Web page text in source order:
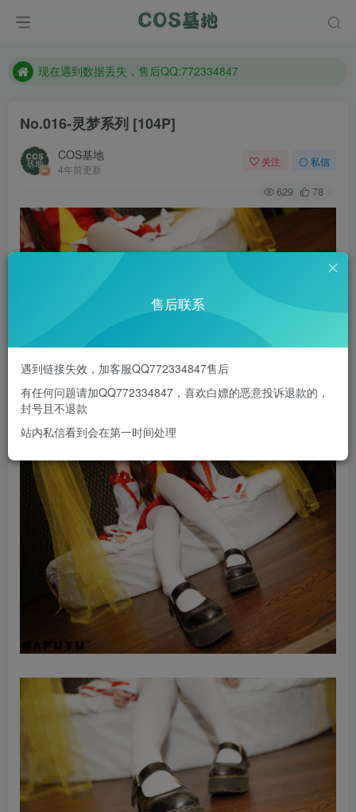
现在遇到数据丢失，售后QQ:772334847
防失联：百度搜索《趣画刊》，实时查看最新站点。
No.016-灵梦系列 [104P]
COS基地
4年前更新
关注 私信
629 78
售后联系
遇到链接失效，加客服QQ772334847售后
有任何问题请加QQ772334847，喜欢白嫖的恶意投诉退款的，
封号且不退款
站内私信看到会在第一时间处理